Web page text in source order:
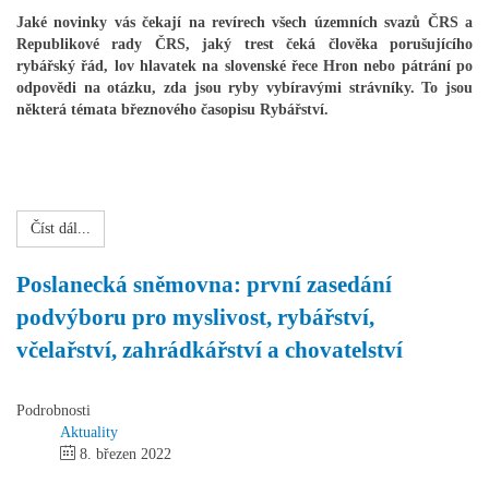
Jaké novinky vás čekají na revírech všech územních svazů ČRS a
Republikové rady ČRS, jaký trest čeká člověka porušujícího
rybářský řád, lov hlavatek na slovenské řece Hron nebo pátrání po
odpovědi na otázku, zda jsou ryby vybíravými strávníky. To jsou
některá témata březnového časopisu Rybářství.
Číst dál...
Poslanecká sněmovna: první zasedání
podvýboru pro myslivost, rybářství,
včelařství, zahrádkářství a chovatelství
Podrobnosti
Aktuality
8. březen 2022